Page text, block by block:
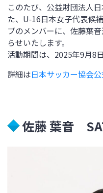
このたび、公益財団法人
た、U-16日本女子代表候
プのメンバーに、佐藤葉
らせいたします。
活動期間は、2025年9月8
詳細は日本サッカー協会
佐藤 葉音